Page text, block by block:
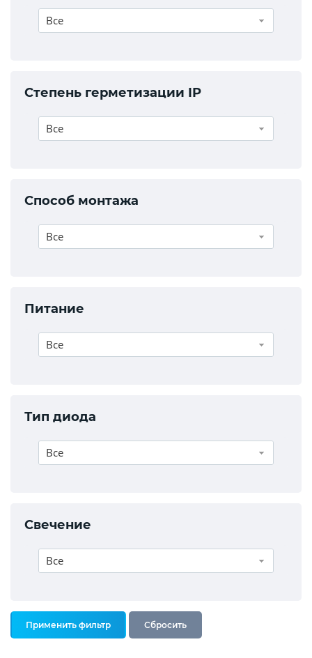
Все
Степень герметизации IP
Все
Способ монтажа
Все
Питание
Все
Тип диода
Все
Свечение
Все